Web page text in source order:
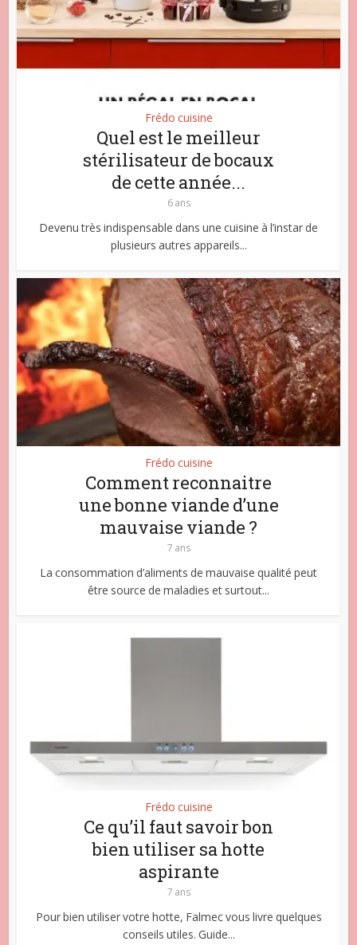
Frédo cuisine
Quel est le meilleur
stérilisateur de bocaux
de cette année...
6 ans
Devenu très indispensable dans une cuisine à l’instar de
plusieurs autres appareils...
Frédo cuisine
Comment reconnaitre
une bonne viande d’une
mauvaise viande ?
7 ans
La consommation d’aliments de mauvaise qualité peut
être source de maladies et surtout...
Frédo cuisine
Ce qu’il faut savoir bon
bien utiliser sa hotte
aspirante
7 ans
Pour bien utiliser votre hotte, Falmec vous livre quelques
conseils utiles. Guide...